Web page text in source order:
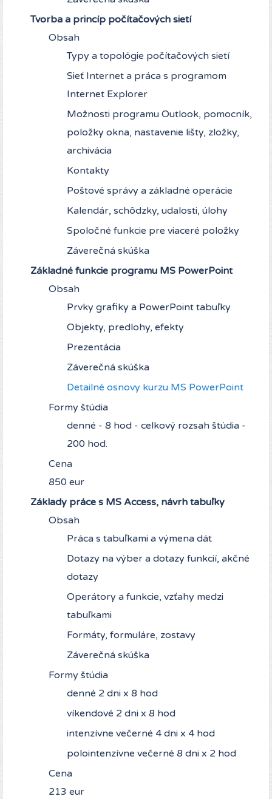
Tvorba a princíp počítačových sietí
Obsah
Typy a topológie počítačových sietí
Sieť Internet a práca s programom
Internet Explorer
Možnosti programu Outlook, pomocník,
položky okna, nastavenie lišty, zložky,
archivácia
Kontakty
Poštové správy a základné operácie
Kalendár, schôdzky, udalosti, úlohy
Spoločné funkcie pre viaceré položky
Záverečná skúška
Základné funkcie programu MS PowerPoint
Obsah
Prvky grafiky a PowerPoint tabuľky
Objekty, predlohy, efekty
Prezentácia
Záverečná skúška
Detailné osnovy kurzu MS PowerPoint
Formy štúdia
denné - 8 hod - celkový rozsah štúdia -
200 hod.
Cena
850 eur
Základy práce s MS Access, návrh tabuľky
Obsah
Práca s tabuľkami a výmena dát
Dotazy na výber a dotazy funkcií, akčné
dotazy
Operátory a funkcie, vzťahy medzi
tabuľkami
Formáty, formuláre, zostavy
Záverečná skúška
Formy štúdia
denné 2 dni x 8 hod
víkendové 2 dni x 8 hod
intenzívne večerné 4 dni x 4 hod
polointenzívne večerné 8 dni x 2 hod
Cena
213 eur